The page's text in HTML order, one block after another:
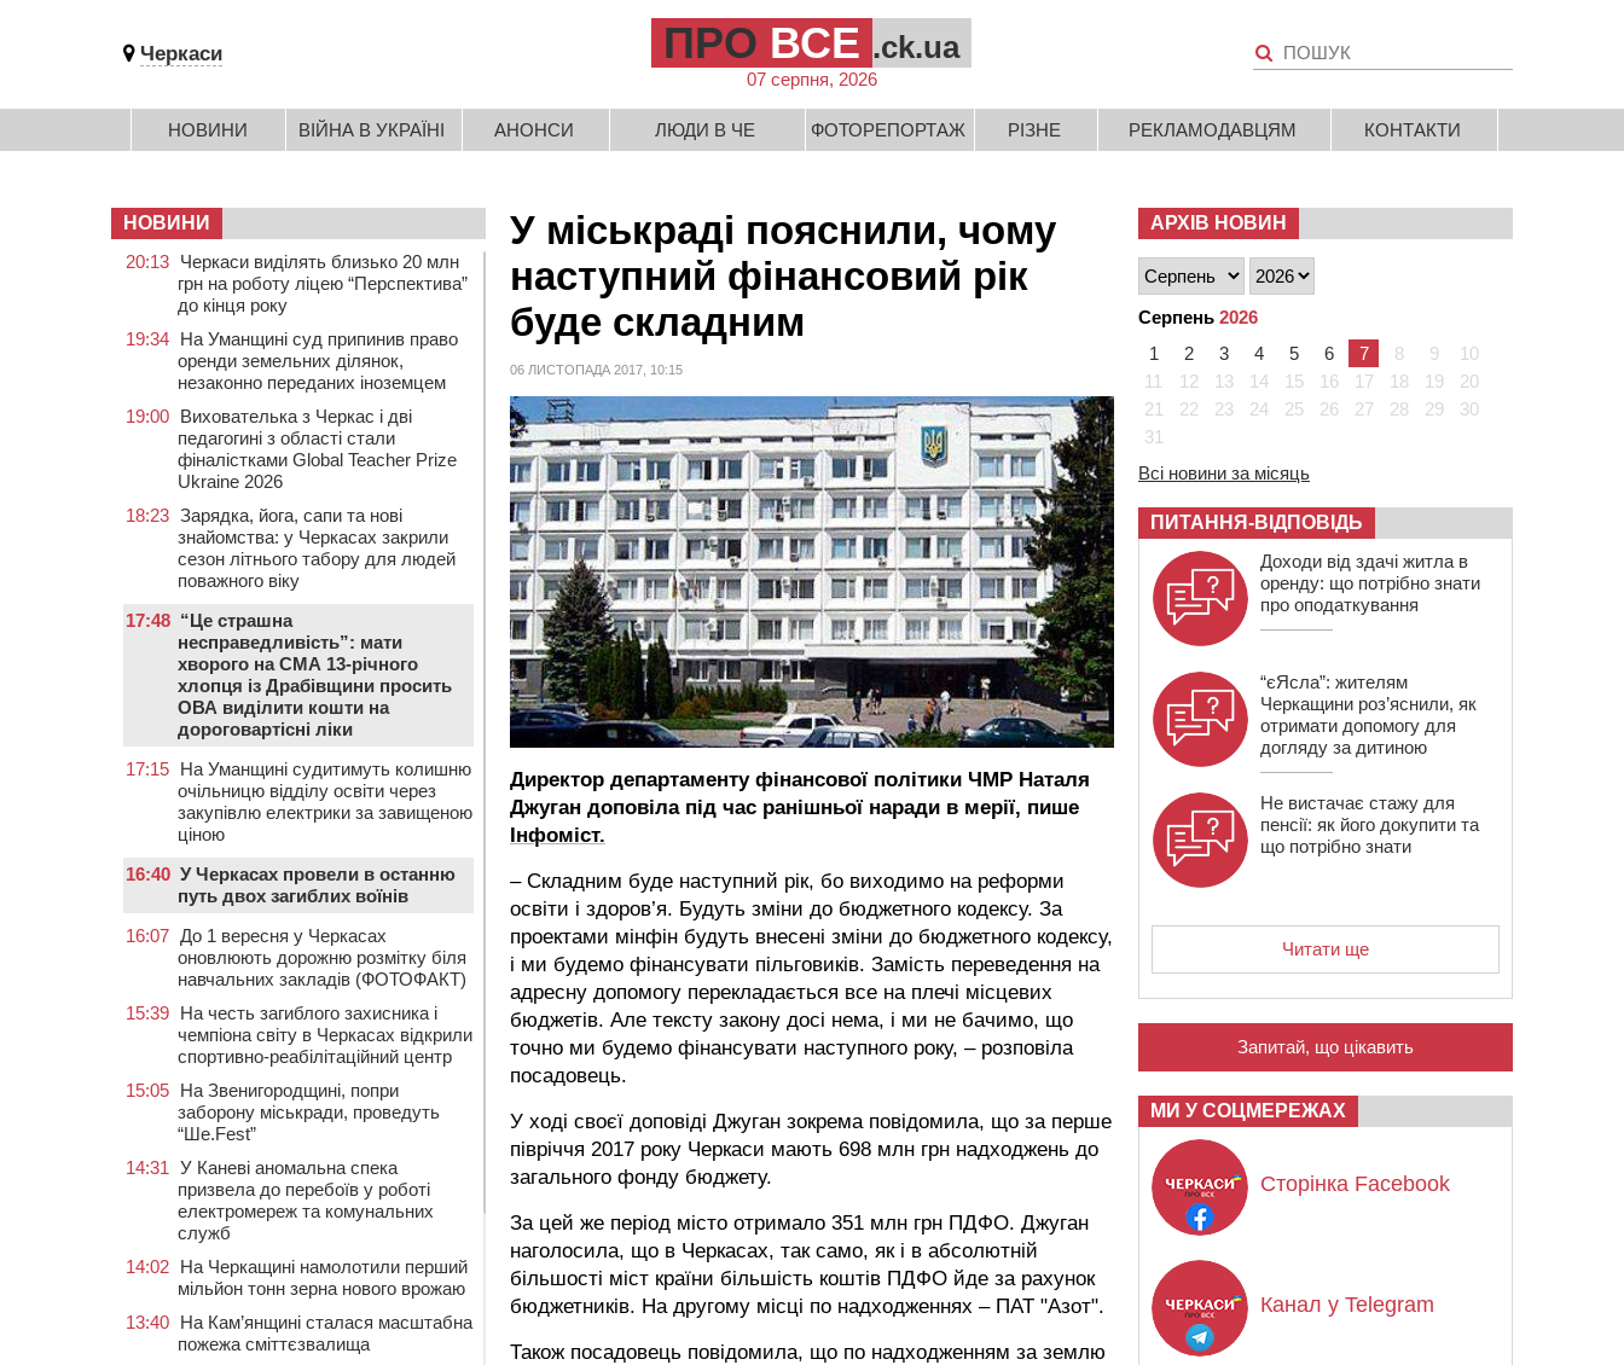
Черкаси ПРО ВСЕ .ck.ua
07 серпня, 2026
НОВИНИ ВІЙНА В УКРАЇНІ АНОНСИ ЛЮДИ В ЧЕ ФОТОРЕПОРТАЖ РІЗНЕ РЕКЛАМОДАВЦЯМ КОНТАКТИ
У міськраді пояснили, чому
наступний фінансовий рік
буде складним
06 ЛИСТОПАДА 2017, 10:15
Директор департаменту фінансової політики ЧМР Наталя
Джуган доповіла під час ранішньої наради в мерії, пише
Інфоміст.
– Складним буде наступний рік, бо виходимо на реформи
освіти і здоров’я. Будуть зміни до бюджетного кодексу. За
проектами мінфін будуть внесені зміни до бюджетного кодексу,
і ми будемо фінансувати пільговиків. Замість переведення на
адресну допомогу перекладається все на плечі місцевих
бюджетів. Але тексту закону досі нема, і ми не бачимо, що
точно ми будемо фінансувати наступного року, – розповіла
посадовець.
У ході своєї доповіді Джуган зокрема повідомила, що за перше
півріччя 2017 року Черкаси мають 698 млн грн надходжень до
загального фонду бюджету.
За цей же період місто отримало 351 млн грн ПДФО. Джуган
наголосила, що в Черкасах, так само, як і в абсолютній
більшості міст країни більшість коштів ПДФО йде за рахунок
бюджетників. На другому місці по надходженнях – ПАТ "Азот".
Також посадовець повідомила, що по надходженням за землю
НОВИНИ
20:13 Черкаси виділять близько 20 млн
грн на роботу ліцею “Перспектива”
до кінця року
19:34 На Уманщині суд припинив право
оренди земельних ділянок,
незаконно переданих іноземцем
19:00 Вихователька з Черкас і дві
педагогині з області стали
фіналістками Global Teacher Prize
Ukraine 2026
18:23 Зарядка, йога, сапи та нові
знайомства: у Черкасах закрили
сезон літнього табору для людей
поважного віку
17:48 “Це страшна
несправедливість”: мати
хворого на СМА 13-річного
хлопця із Драбівщини просить
ОВА виділити кошти на
дороговартісні ліки
17:15 На Уманщині судитимуть колишню
очільницю відділу освіти через
закупівлю електрики за завищеною
ціною
16:40 У Черкасах провели в останню
путь двох загиблих воїнів
16:07 До 1 вересня у Черкасах
оновлюють дорожню розмітку біля
навчальних закладів (ФОТОФАКТ)
15:39 На честь загиблого захисника і
чемпіона світу в Черкасах відкрили
спортивно-реабілітаційний центр
15:05 На Звенигородщині, попри
заборону міськради, проведуть
“Ше.Fest”
14:31 У Каневі аномальна спека
призвела до перебоїв у роботі
електромереж та комунальних
служб
14:02 На Черкащині намолотили перший
мільйон тонн зерна нового врожаю
13:40 На Кам’янщині сталася масштабна
пожежа сміттєзвалища
АРХІВ НОВИН
Серпень 2026
1
2 3 4 5 6 7 8 9
10
11
12 13 14 15 16 17 18 19
20
21
22 23 24 25 26 27 28 29
30
31
Всі новини за місяць
ПИТАННЯ-ВІДПОВІДЬ
Доходи від здачі житла в
оренду: що потрібно знати
про оподаткування
“єЯсла”: жителям
Черкащини роз’яснили, як
отримати допомогу для
догляду за дитиною
Не вистачає стажу для
пенсії: як його докупити та
що потрібно знати
Читати ще
Запитай, що цікавить
МИ У СОЦМЕРЕЖАХ
Сторінка Facebook
Канал у Telegram